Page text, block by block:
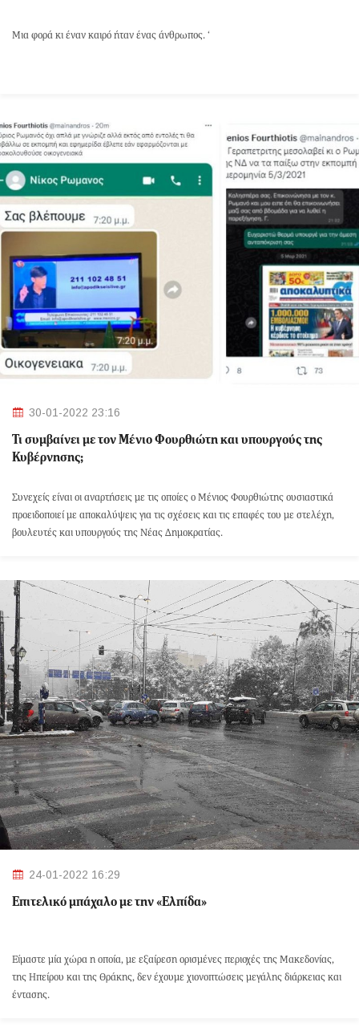
Μια φορά κι έναν καιρό ήταν ένας άνθρωπος. ‘
30-01-2022 23:16
Τι συμβαίνει με τον Μένιο Φουρθιώτη και υπουργούς της
Κυβέρνησης;
Συνεχείς είναι οι αναρτήσεις με τις οποίες ο Μένιος Φουρθιώτης ουσιαστικά
προειδοποιεί με αποκαλύψεις για τις σχέσεις και τις επαφές του με στελέχη,
βουλευτές και υπουργούς της Νέας Δημοκρατίας.
24-01-2022 16:29
Επιτελικό μπάχαλο με την «Ελπίδα»
Είμαστε μία χώρα η οποία, με εξαίρεση ορισμένες περιοχές της Μακεδονίας,
της Ηπείρου και της Θράκης, δεν έχουμε χιονοπτώσεις μεγάλης διάρκειας και
έντασης.